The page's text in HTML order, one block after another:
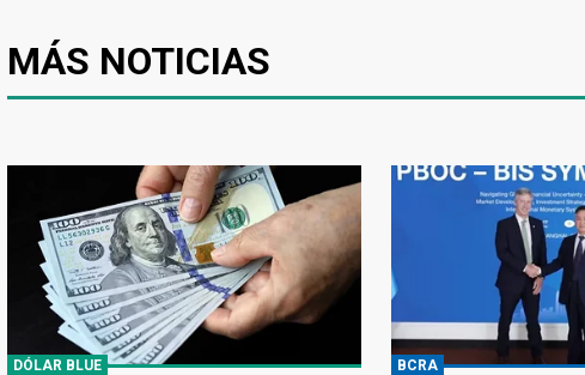
MÁS NOTICIAS
DÓLAR BLUE BCRA